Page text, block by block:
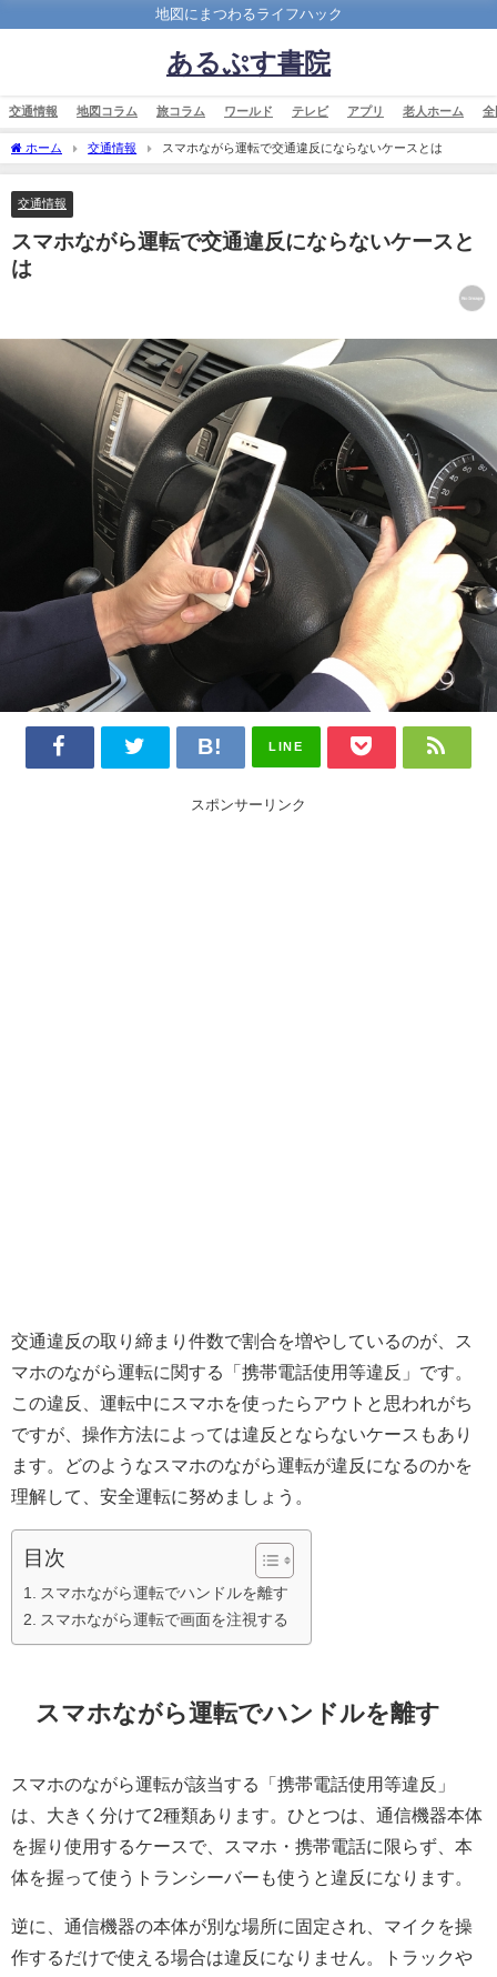
地図にまつわるライフハック
あるぷす書院
交通情報 地図コラム 旅コラム ワールド テレビ アプリ 老人ホーム 全
ホーム 交通情報 スマホながら運転で交通違反にならないケースとは
交通情報
スマホながら運転で交通違反にならないケースと
は
LINE
スポンサーリンク
交通違反の取り締まり件数で割合を増やしているのが、ス
マホのながら運転に関する「携帯電話使用等違反」です。
この違反、運転中にスマホを使ったらアウトと思われがち
ですが、操作方法によっては違反とならないケースもあり
ます。どのようなスマホのながら運転が違反になるのかを
理解して、安全運転に努めましょう。
目次
スマホながら運転でハンドルを離す
スマホながら運転で画面を注視する
スマホながら運転でハンドルを離す
スマホのながら運転が該当する「携帯電話使用等違反」
は、大きく分けて2種類あります。ひとつは、通信機器本体
を握り使用するケースで、スマホ・携帯電話に限らず、本
体を握って使うトランシーバーも使うと違反になります。
逆に、通信機器の本体が別な場所に固定され、マイクを操
作するだけで使える場合は違反になりません。トラックや